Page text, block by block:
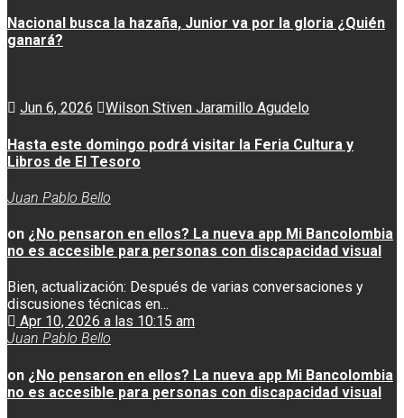
Nacional busca la hazaña, Junior va por la gloria ¿Quién
ganará?
Jun 6, 2026 Wilson Stiven Jaramillo Agudelo
Hasta este domingo podrá visitar la Feria Cultura y
Libros de El Tesoro
Juan Pablo Bello
on ¿No pensaron en ellos? La nueva app Mi Bancolombia
no es accesible para personas con discapacidad visual
Bien, actualización: Después de varias conversaciones y
discusiones técnicas en...
Apr 10, 2026 a las 10:15 am
Juan Pablo Bello
on ¿No pensaron en ellos? La nueva app Mi Bancolombia
no es accesible para personas con discapacidad visual